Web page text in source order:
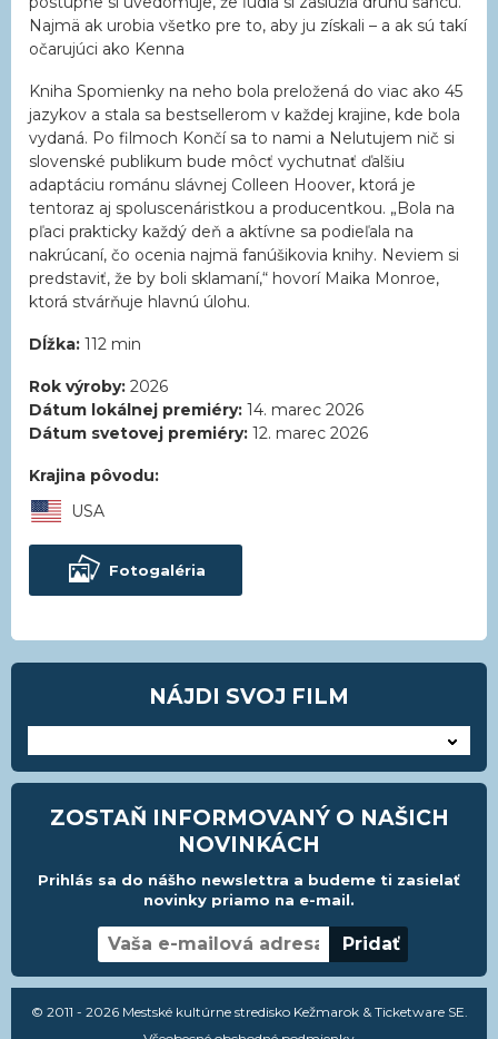
Najmä ak urobia všetko pre to, aby ju získali – a ak sú takí
očarujúci ako Kenna
Kniha Spomienky na neho bola preložená do viac ako 45
jazykov a stala sa bestsellerom v každej krajine, kde bola
vydaná. Po filmoch Končí sa to nami a Nelutujem nič si
slovenské publikum bude môcť vychutnať ďalšiu
adaptáciu románu slávnej Colleen Hoover, ktorá je
tentoraz aj spoluscenáristkou a producentkou. „Bola na
pľaci prakticky každý deň a aktívne sa podieľala na
nakrúcaní, čo ocenia najmä fanúšikovia knihy. Neviem si
predstaviť, že by boli sklamaní,“ hovorí Maika Monroe,
ktorá stvárňuje hlavnú úlohu.
Dĺžka: 112 min
Rok výroby: 2026
Dátum lokálnej premiéry: 14. marec 2026
Dátum svetovej premiéry: 12. marec 2026
Krajina pôvodu:
USA
Fotogaléria
NÁJDI SVOJ FILM
ZOSTAŇ INFORMOVANÝ O NAŠICH
NOVINKÁCH
Prihlás sa do nášho newslettra a budeme ti zasielať
novinky priamo na e-mail.
© 2011 - 2026 Mestské kultúrne stredisko Kežmarok & Ticketware SE.